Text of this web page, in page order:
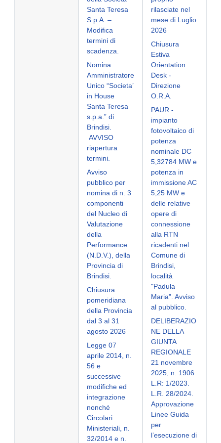
Santa Teresa
S.p.A. –
Modifica
termini di
scadenza.
Nomina
Amministratore
Unico “Societa’
in House
Santa Teresa
s.p.a.” di
Brindisi.
AVVISO
riapertura
termini.
Avviso
pubblico per
nomina di n. 3
componenti
del Nucleo di
Valutazione
della
Performance
(N.D.V.), della
Provincia di
Brindisi.
Chiusura
pomeridiana
della Provincia
dal 3 al 31
agosto 2026
Legge 07
aprile 2014, n.
56 e
successive
modifiche ed
integrazione
nonché
Circolari
Ministeriali, n.
32/2014 e n.
rilasciate nel
mese di Luglio
2026
Chiusura
Estiva
Orientation
Desk -
Direzione
O.R.A.
PAUR -
impianto
fotovoltaico di
potenza
nominale DC
5,32784 MW e
potenza in
immissione AC
5,25 MW e
delle relative
opere di
connessione
alla RTN
ricadenti nel
Comune di
Brindisi,
località
"Padula
Maria". Avviso
al pubblico.
DELIBERAZIO
NE DELLA
GIUNTA
REGIONALE
21 novembre
2025, n. 1906
L.R: 1/2023.
L.R. 28/2024.
Approvazione
Linee Guida
per
l’esecuzione di